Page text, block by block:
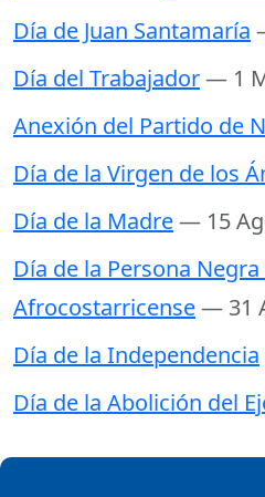
Día de Juan Santamaría
Día del Trabajador— 1
Anexión del Partido de
Día de la Virgen de los
Día de la Madre— 15
Día de la Persona
Afrocostarricense— 31
Día de la Independencia
Día de la Abolición del